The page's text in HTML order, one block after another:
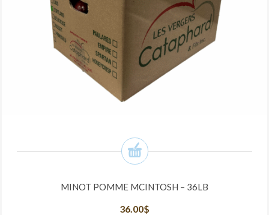
MINOT POMME MCINTOSH – 36LB
36.00$